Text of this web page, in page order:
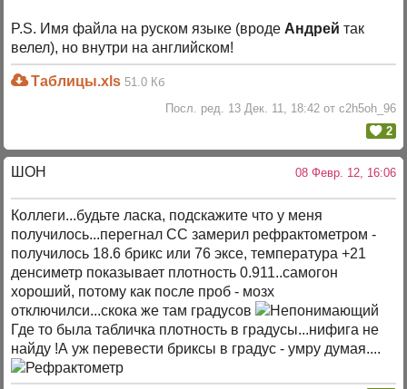
P.S. Имя файла на руском языке (вроде Андрей так
велел), но внутри на английском!
Таблицы.xls 51.0 Кб
Посл. ред. 13 Дек. 11, 18:42 от c2h5oh_96
2
ШОН 08 Февр. 12, 16:06
Коллеги...будьте ласка, подскажите что у меня
получилось...перегнал СС замерил рефрактометром -
получилось 18.6 брикс или 76 эксе, температура +21
денсиметр показывает плотность 0.911..самогон
хороший, потому как после проб - мозх
отключилси...скока же там градусов
Где то была табличка плотность в градусы...нифига не
найду !А уж перевести бриксы в градус - умру думая....